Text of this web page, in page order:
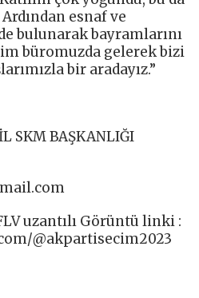
esnaf ve
bulunarak bayramlarını
büromuzda gelerek bizi
bir aradayız.”
SKM BAŞKANLIĞI
uzantılı Görüntü linki :
@akpartisecim2023